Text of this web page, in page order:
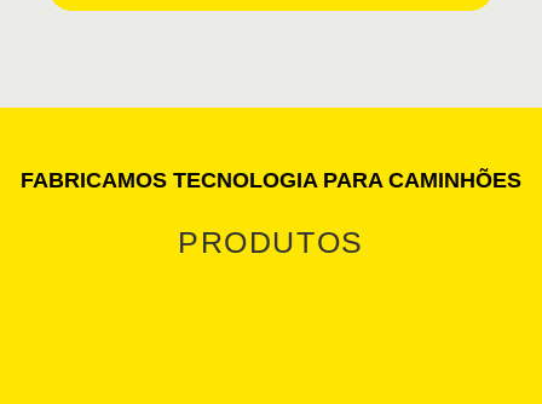
FABRICAMOS TECNOLOGIA PARA CAMINHÕES
PRODUTOS